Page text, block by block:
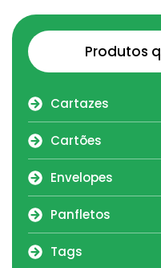
Produtos
Cartazes
Cartões
Envelopes
Panfletos
Tags